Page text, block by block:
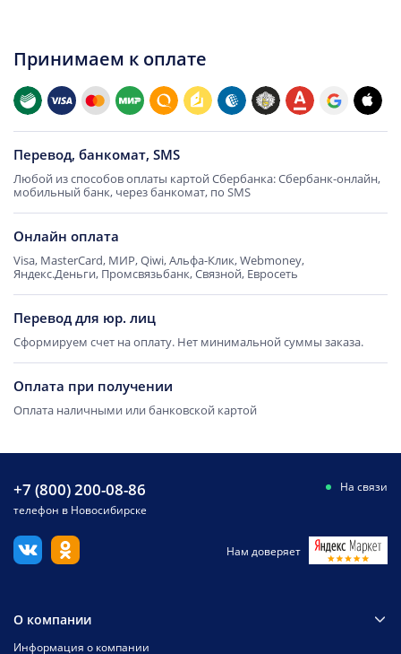
Принимаем к оплате
Перевод, банкомат, SMS
Любой из способов оплаты картой Сбербанка: Сбербанк-онлайн,
мобильный банк, через банкомат, по SMS
Онлайн оплата
Visa, MasterCard, МИР, Qiwi, Альфа-Клик, Webmoney,
Яндекс.Деньги, Промсвязьбанк, Связной, Евросеть
Перевод для юр. лиц
Сформируем счет на оплату. Нет минимальной суммы заказа.
Оплата при получении
Оплата наличными или банковской картой
+7 (800) 200-08-86
телефон в Новосибирске
На связи
Нам доверяет
О компании
Информация о компании